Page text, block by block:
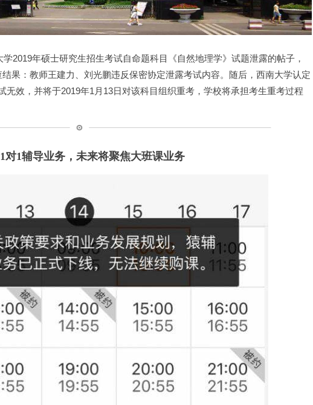
2019年硕士研究生招生考试自命题科目《自然地理学》试题泄露的帖子，
果：教师王建力、刘光鹏违反保密协定泄露考试内容。随后，西南大学认定
无效，并将于2019年1月13日对该科目组织重考，学校将承担考生重考过程
对1辅导业务，未来将聚焦大班课业务